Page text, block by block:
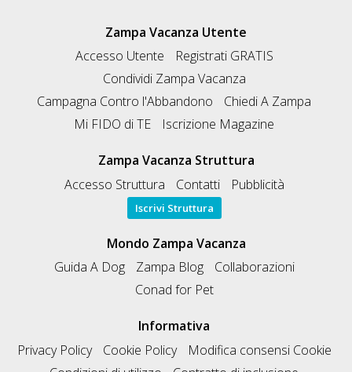
Zampa Vacanza Utente
Accesso Utente
Registrati GRATIS
Condividi Zampa Vacanza
Campagna Contro l'Abbandono
Chiedi A Zampa
Mi FIDO di TE
Iscrizione Magazine
Zampa Vacanza Struttura
Accesso Struttura
Contatti Pubblicità
Iscrivi Struttura
Mondo Zampa Vacanza
Guida A Dog
Zampa Blog
Collaborazioni
Conad for Pet
Informativa
Privacy Policy
Cookie Policy
Modifica consensi Cookie